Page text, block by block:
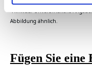
Hinweis: Unverbindliche
Abbildung ähnlich.
Fügen Sie eine